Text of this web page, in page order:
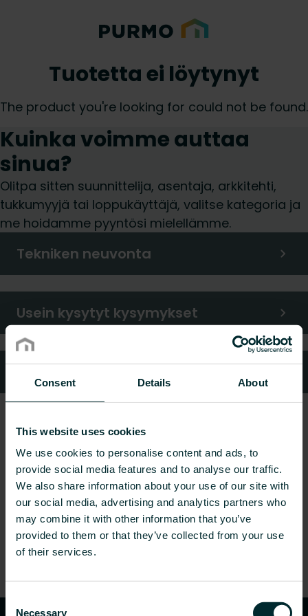
Consent Details About
This website uses cookies
We use cookies to personalise content and ads, to
provide social media features and to analyse our traffic.
We also share information about your use of our site with
our social media, advertising and analytics partners who
may combine it with other information that you’ve
provided to them or that they’ve collected from your use
of their services.
Consent
Necessary
Tuotetta ei löytynyt
The product you're looking for could not be found.
Kuinka voimme auttaa
sinua?
Olitpa sitten suunnittelija, asentaja, arkkitehti,
tukkumyyjä tai loppukäyttäjä, valitse kategoria ja
me hoidamme pyyntösi mielellämme.
Tekniken neuvonta
Usein kysytyt kysymykset